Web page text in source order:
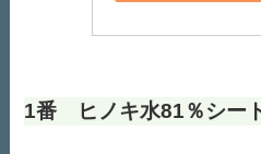
1番 ヒノキ水81％シー